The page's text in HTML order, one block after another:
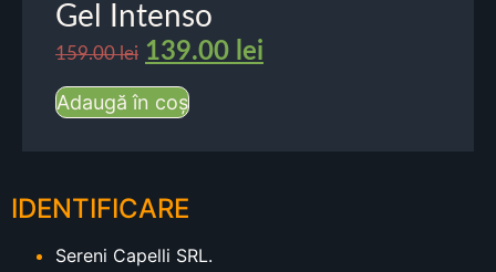
Gel Intenso
159.00lei 139.00 lei
Adaugă în coș
IDENTIFICARE
Sereni Capelli SRL.